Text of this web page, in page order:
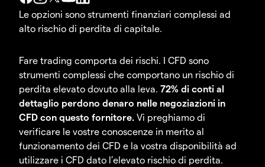
Le opzioni sono strumenti finanziari complessi ad
alto rischio di perdita di capitale.
Fare trading comporta dei rischi. I CFD sono
strumenti complessi che comportano un rischio di
perdita elevato dovuto alla leva. 72% di conti al
dettaglio perdono denaro nelle negoziazioni in
CFD con questo fornitore. Vi preghiamo di
verificare le vostre conoscenze in merito al
funzionamento dei CFD e la vostra disponibilità ad
utilizzare i CFD dato l’elevato rischio di perdita.